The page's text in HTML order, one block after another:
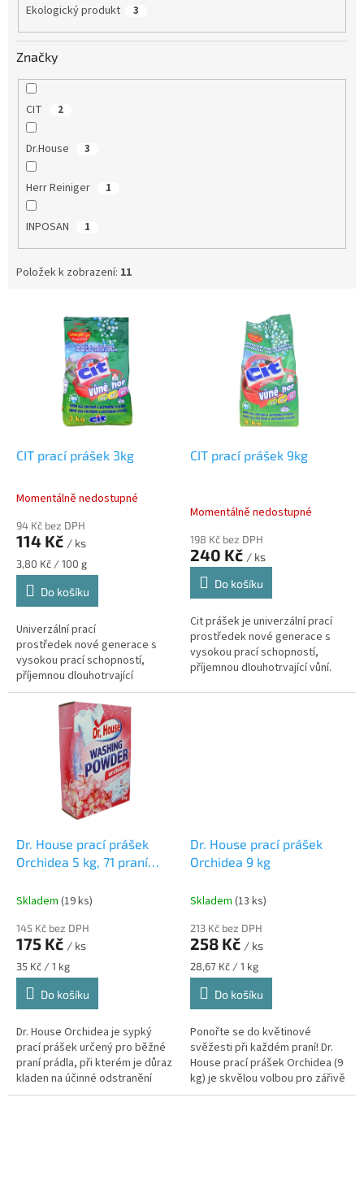
Ekologický produkt 3
Značky
CIT 2
Dr.House 3
Herr Reiniger 1
INPOSAN 1
Položek k zobrazení: 11
CIT prací prášek 3kg
Průměrné
produktu
je
5,0
z
hvězdiček.
Momentálně nedostupné
94 Kč bez DPH
114 Kč / ks
Měrná
cena:
3,80 Kč / 100 g
Do košíku
Univerzální prací
prostředek nové generace s
vysokou prací schopností,
příjemnou dlouhotrvající
vůní. Dokonale odstraňuje
organické skvrny, např. krev,
ovoce apod.
CIT prací prášek 9kg
Momentálně nedostupné
198 Kč bez DPH
240 Kč / ks
Do košíku
Cit prášek je univerzální prací
prostředek nové generace s
vysokou prací schopností,
příjemnou dlouhotrvající vůní.
skvrny, např....
Dr. House prací prášek
Orchidea 5 kg, 71 praní
barevné prádlo 5 kg
Skladem (19 ks)
145 Kč bez DPH
175 Kč / ks
Měrná
cena:
35 Kč / 1 kg
Do košíku
Dr. House Orchidea je sypký
prací prášek určený pro běžné
praní prádla, při kterém je důraz
kladen na účinné odstranění
nečistot a zachování barev
Dr. House prací prášek
Orchidea 9 kg
Skladem (13 ks)
213 Kč bez DPH
258 Kč / ks
Měrná
cena:
28,67 Kč / 1 kg
Do košíku
Ponořte se do květinové
svěžesti při každém praní! Dr.
House prací prášek Orchidea (9
kg) je skvělou volbou pro zářivě
čisté prádlo s nádhernou vůní